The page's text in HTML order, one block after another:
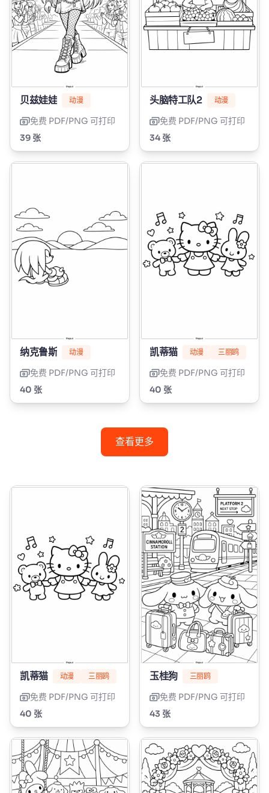
贝兹娃娃 动漫
免费 PDF/PNG 可打印
39 张
头脑特工队2 动漫
免费 PDF/PNG 可打印
34 张
纳克鲁斯 动漫
免费 PDF/PNG 可打印
40 张
凯蒂猫 动漫 三丽鸥
免费 PDF/PNG 可打印
40 张
查看更多
凯蒂猫 动漫 三丽鸥
免费 PDF/PNG 可打印
40 张
玉桂狗 三丽鸥
免费 PDF/PNG 可打印
43 张